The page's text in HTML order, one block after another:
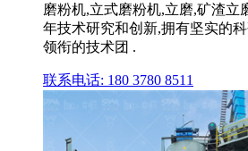
磨粉机,立式磨粉机,立磨,矿渣立
年技术研究和创新,拥有坚实的
领衔的技术团 .
联系电话: 180 3780 8511